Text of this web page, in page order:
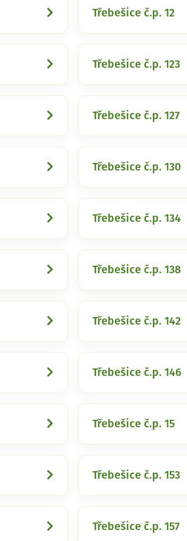
Třebešice č.p. 12
Třebešice č.p. 123
Třebešice č.p. 127
Třebešice č.p. 130
Třebešice č.p. 134
Třebešice č.p. 138
Třebešice č.p. 142
Třebešice č.p. 146
Třebešice č.p. 15
Třebešice č.p. 153
Třebešice č.p. 157